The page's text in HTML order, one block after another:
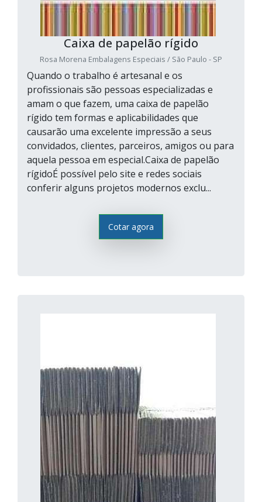
Caixa de papelão rígido
Rosa Morena Embalagens Especiais / São Paulo - SP
Quando o trabalho é artesanal e os
profissionais são pessoas especializadas e
amam o que fazem, uma caixa de papelão
rígido tem formas e aplicabilidades que
causarão uma excelente impressão a seus
convidados, clientes, parceiros, amigos ou para
aquela pessoa em especial.Caixa de papelão
rígidoÉ possível pelo site e redes sociais
conferir alguns projetos modernos exclu...
Cotar agora